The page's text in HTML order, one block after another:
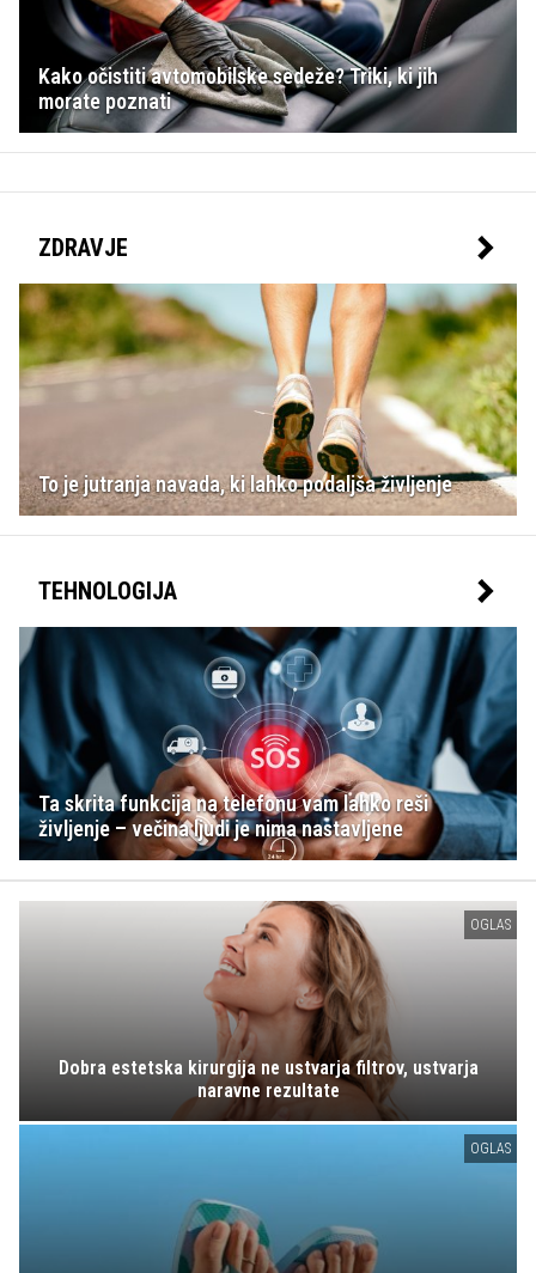
Kako očistiti avtomobilske sedeže? Triki, ki jih
morate poznati
ZDRAVJE
To je jutranja navada, ki lahko podaljša življenje
TEHNOLOGIJA
Ta skrita funkcija na telefonu vam lahko reši
življenje – večina ljudi je nima nastavljene
OGLAS
Dobra estetska kirurgija ne ustvarja filtrov, ustvarja
naravne rezultate
OGLAS